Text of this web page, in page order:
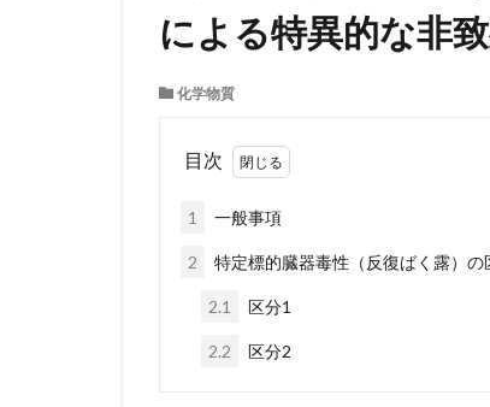
による特異的な非致
化学物質
目次
1 一般事項
2 特定標的臓器毒性（反復ばく露）の
2.1 区分1
2.2 区分2